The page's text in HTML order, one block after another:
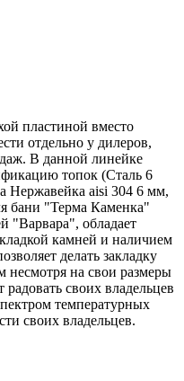
пластиной вместо
отдельно у дилеров,
В данной линейке
топок (Сталь 6
Нержавейка aisi 304 6 мм,
бани "Терма Каменка"
"Варвара", обладает
камней и наличием
делать закладку
несмотря на свои размеры
своих владельцев
температурных
своих владельцев.